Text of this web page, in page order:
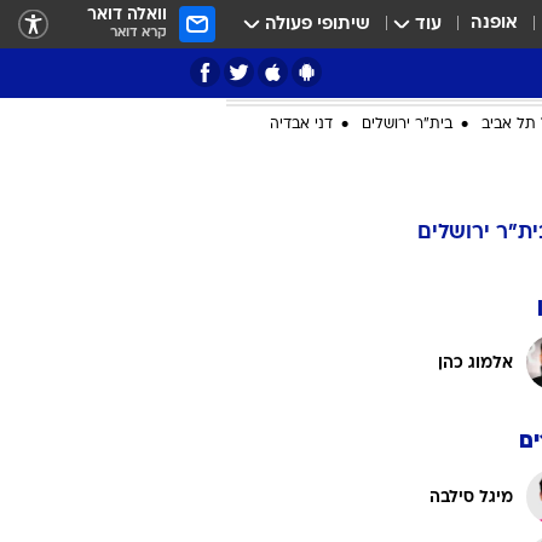
אופנה עוד שיתופי פעולה וואלה דואר
קרא דואר
ציון 3
תל אביב בית"ר ירושלים דני אבדיה
ירושלים
אלמוג כהן
מיגל סילבה